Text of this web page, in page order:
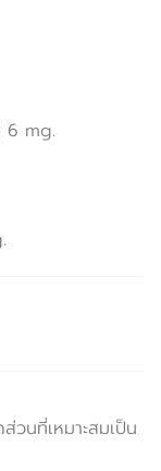
6 mg.
วนที่เหมาะสมเป็น